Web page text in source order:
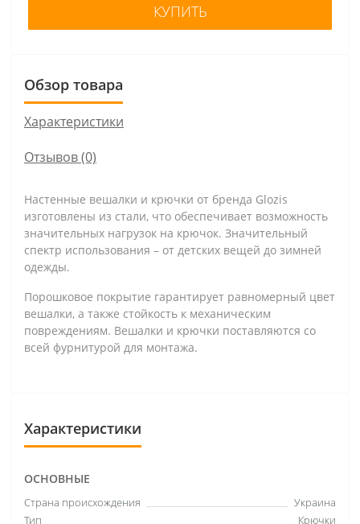
КУПИТЬ
Обзор товара
Характеристики
Отзывов (0)
Настенные вешалки и крючки от бренда Glozis
изготовлены из стали, что обеспечивает возможность
значительных нагрузок на крючок. Значительный
спектр использования – от детских вещей до зимней
одежды.
Порошковое покрытие гарантирует равномерный цвет
вешалки, а также стойкость к механическим
повреждениям. Вешалки и крючки поставляются со
всей фурнитурой для монтажа.
Характеристики
ОСНОВНЫЕ
Страна происхождения
Украина
Тип
Крючки